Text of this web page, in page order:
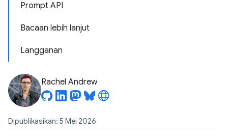
Prompt API
Bacaan lebih lanjut
Langganan
Rachel Andrew
Dipublikasikan: 5 Mei 2026